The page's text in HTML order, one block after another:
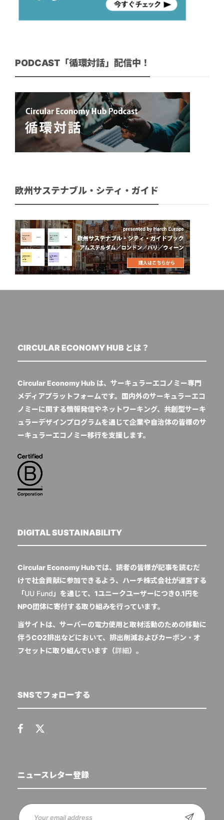
PODCAST「循環対話」配信中！
欧州サステナブル・シティ・ガイド
CIRCULAR ECONOMY HUB とは？
Circular Economy Hub は、サーキュラーエコノミー専門
メディアプラットフォームです。国内外のサーキュラーエコ
ノミーに関する情報発信やネットワーキング、共創型サーキ
ュラーデザインプログラムを通じて企業や自治体の皆様のサ
ーキュラーエコノミー移行を支援します。
DIGITAL SUSTAINABILITY
Circular Economy Hubでは、読者の皆様が記事を読むだ
けで社会貢献に参加できるよう、ハーチ株式会社が運営する
「UU Fund 」を通じて、1ユニークユーザーにつき0.1円を
NPO団体に寄付する取り組みを行っています。
当サイトは、サーバーの電力使用と取材活動のための移動に
伴うCO2排出などにおいて、排出削減およびカーボン・オ
フセットに取り組んでいます（詳細）。
SNSでフォローする
ニュースレター登録